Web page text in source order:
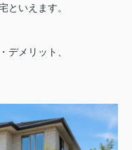
といえます。
デメリット、